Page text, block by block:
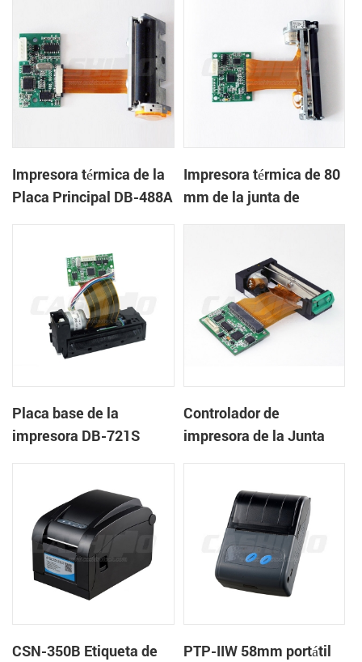
Impresora térmica de la
Placa Principal DB-488A
Impresora térmica de 80
mm de la junta de
Placa base de la
impresora DB-721S
Controlador de
impresora de la Junta
CSN-350B Etiqueta de
PTP-IIW 58mm portátil